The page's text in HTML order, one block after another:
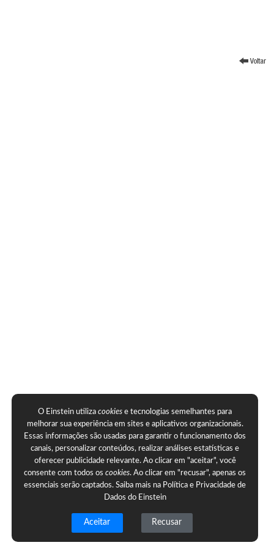
O Einstein utilizacookies e tecnologias semelhantes para
melhorar sua experiência em sites e aplicativos organizacionais.
Essas informações são usadas para garantir o funcionamento dos
canais, personalizar conteúdos, realizar análises estatísticas e
oferecer publicidade relevante. Ao clicar em "aceitar", você
consente com todos oscookies. Ao clicar em "recusar", apenas os
essenciais serão captados. Saiba mais na Política e Privacidade de
Dados do Einstein
Aceitar Recusar